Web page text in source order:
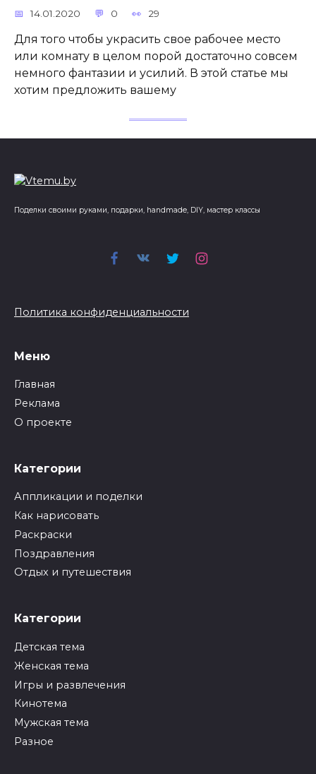
14.01.2020 0 29
Для того чтобы украсить свое рабочее место
или комнату в целом порой достаточно совсем
немного фантазии и усилий. В этой статье мы
хотим предложить вашему
Поделки своими руками, подарки, handmade, DIY, мастер классы
Политика конфиденциальности
Меню
Главная
Реклама
О проекте
Категории
Аппликации и поделки
Как нарисовать
Раскраски
Поздравления
Отдых и путешествия
Категории
Детская тема
Женская тема
Игры и развлечения
Кинотема
Мужская тема
Разное